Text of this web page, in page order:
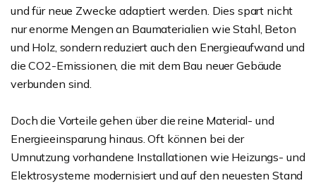
und für neue Zwecke adaptiert werden. Dies spart nicht
nur enorme Mengen an Baumaterialien wie Stahl, Beton
und Holz, sondern reduziert auch den Energieaufwand und
die CO2-Emissionen, die mit dem Bau neuer Gebäude
verbunden sind.
Doch die Vorteile gehen über die reine Material- und
Energieeinsparung hinaus. Oft können bei der
Umnutzung vorhandene Installationen wie Heizungs- und
Elektrosysteme modernisiert und auf den neuesten Stand